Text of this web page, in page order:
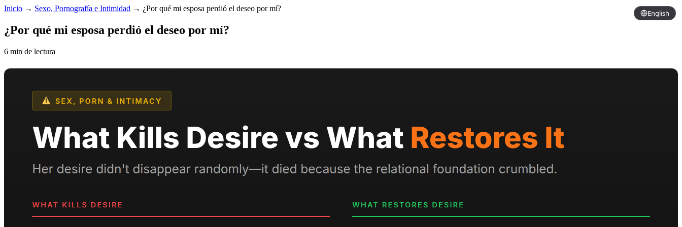
English
Inicio → Sexo, Pornografía e Intimidad → ¿Por qué mi esposa perdió el deseo por mí?
¿Por qué mi esposa perdió el deseo por mí?
6 min de lectura